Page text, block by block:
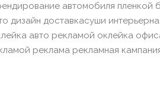
автомобиля
дизайн доставкасуши
авто рекламой оклейка
реклама рекламная